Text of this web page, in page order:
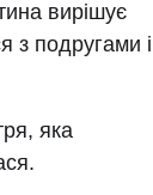
вирішує
з подругами і
яка